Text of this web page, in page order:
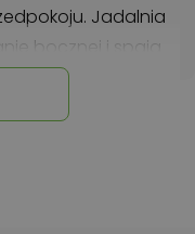
Jadalnia
bocznej i spaja
z salonem. Zespół
stronie domu
wykończenie.